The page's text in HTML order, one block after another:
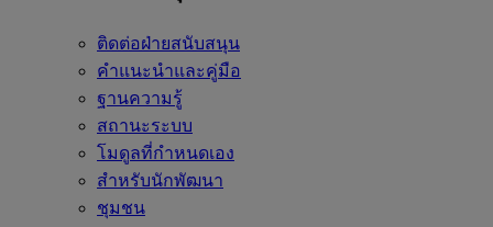
ติดต่อฝ่ายสนับสนุน
คำแนะนำและคู่มือ
ฐานความรู้
สถานะระบบ
โมดูลที่กำหนดเอง
สำหรับนักพัฒนา
ชุมชน